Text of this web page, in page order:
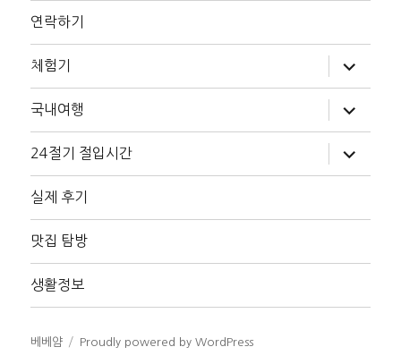
연락하기
체험기
위
메
확
장
국내여행
위
메
확
장
24절기 절입시간
위
메
장
실제 후기
맛집 탐방
생활정보
베베얌 Proudly powered by WordPress